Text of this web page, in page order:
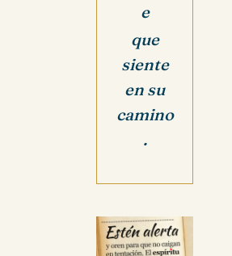
e
que
siente
en su
camino
.